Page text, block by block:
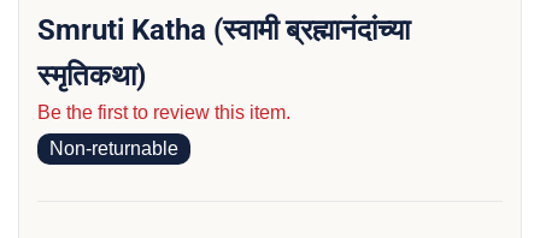
Smruti Katha (स्वामी ब्रह्मानंदांच्या
स्मृतिकथा)
Be the first to review this item.
Non-returnable